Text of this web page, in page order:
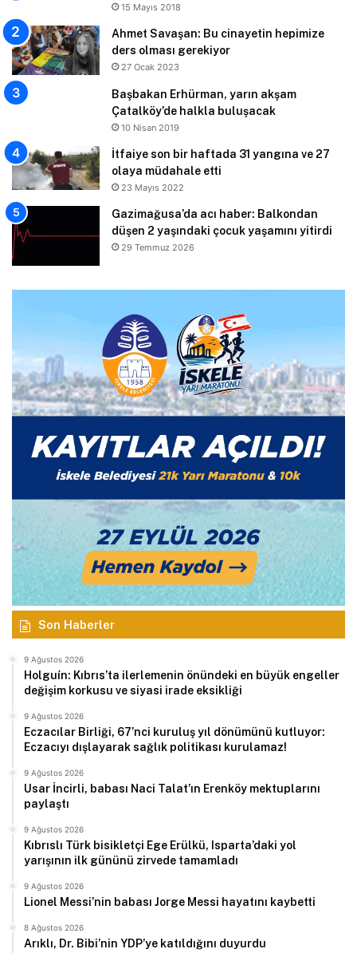
15 Mayıs 2018
Ahmet Savaşan: Bu cinayetin hepimize
ders olması gerekiyor
27 Ocak 2023
Başbakan Erhürman, yarın akşam
Çatalköy’de halkla buluşacak
10 Nisan 2019
İtfaiye son bir haftada 31 yangına ve 27
olaya müdahale etti
23 Mayıs 2022
Gazimağusa’da acı haber: Balkondan
düşen 2 yaşındaki çocuk yaşamını yitirdi
29 Temmuz 2026
Son Haberler
9 Ağustos 2026
Holguín: Kıbrıs’ta ilerlemenin önündeki en büyük engeller
değişim korkusu ve siyasi irade eksikliği
9 Ağustos 2026
Eczacılar Birliği, 67’nci kuruluş yıl dönümünü kutluyor:
Eczacıyı dışlayarak sağlık politikası kurulamaz!
9 Ağustos 2026
Usar İncirli, babası Naci Talat’ın Erenköy mektuplarını
paylaştı
9 Ağustos 2026
Kıbrıslı Türk bisikletçi Ege Erülkü, Isparta’daki yol
yarışının ilk gününü zirvede tamamladı
9 Ağustos 2026
Lionel Messi’nin babası Jorge Messi hayatını kaybetti
8 Ağustos 2026
Arıklı, Dr. Bibi’nin YDP’ye katıldığını duyurdu